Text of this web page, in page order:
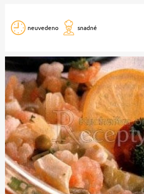
neuvedeno snadné